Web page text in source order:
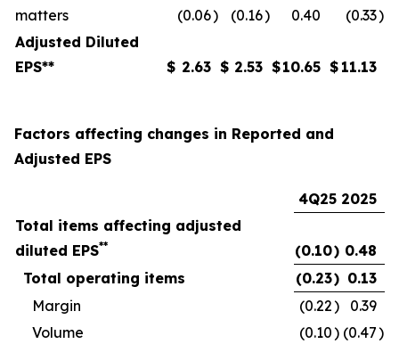
matters
(0.06) (0.16) 0.40 (0.33)
Adjusted Diluted
EPS**
$ 2.63 $ 2.53 $10.65 $ 11.13
Factors affecting changes in Reported and
Adjusted EPS
4Q25 2025
Total items affecting adjusted
diluted EPS** (0.10) 0.48
Total operating items
(0.23) 0.13
Margin
(0.22)
0.39
Volume
(0.10) (0.47)